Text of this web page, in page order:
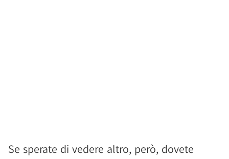
Se sperate di vedere altro, però, dovete